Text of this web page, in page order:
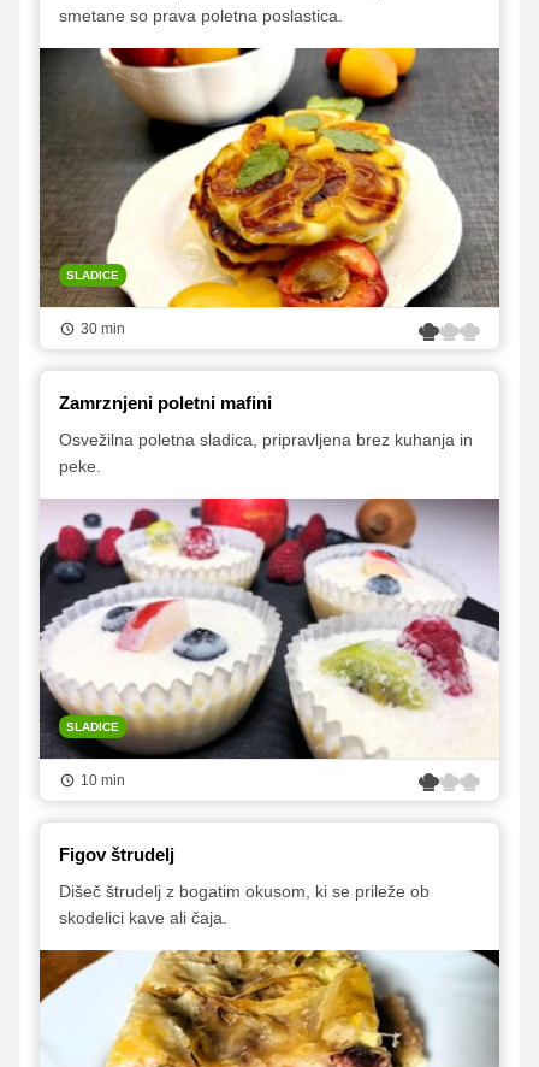
smetane so prava poletna poslastica.
SLADICE
30 min
Zamrznjeni poletni mafini
Osvežilna poletna sladica, pripravljena brez kuhanja in
peke.
SLADICE
10 min
Figov štrudelj
Dišeč štrudelj z bogatim okusom, ki se prileže ob
skodelici kave ali čaja.